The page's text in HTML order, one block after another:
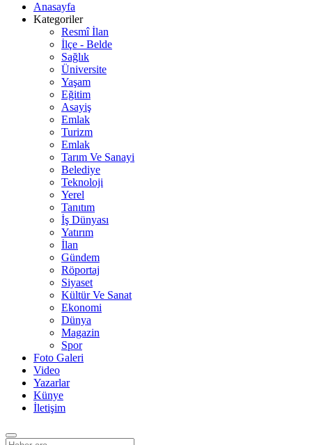
Anasayfa
Kategoriler
Resmî İlan
İlçe - Belde
Sağlık
Üniversite
Yaşam
Eğitim
Asayiş
Emlak
Turizm
Emlak
Tarım Ve Sanayi
Belediye
Teknoloji
Yerel
Tanıtım
İş Dünyası
Yatırım
İlan
Gündem
Röportaj
Siyaset
Kültür Ve Sanat
Ekonomi
Dünya
Magazin
Spor
Foto Galeri
Video
Yazarlar
Künye
İletişim